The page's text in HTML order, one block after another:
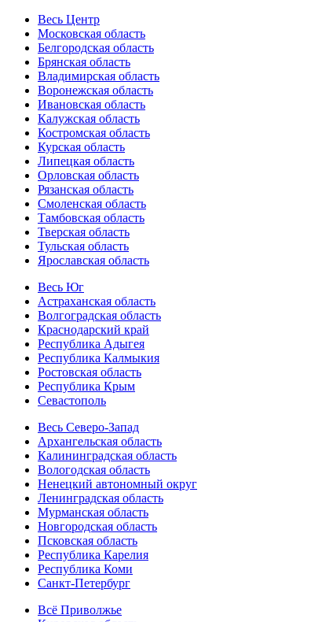
Весь Центр
Московская область
Белгородская область
Брянская область
Владимирская область
Воронежская область
Ивановская область
Калужская область
Костромская область
Курская область
Липецкая область
Орловская область
Рязанская область
Смоленская область
Тамбовская область
Тверская область
Тульская область
Ярославская область
Весь Юг
Астраханская область
Волгоградская область
Краснодарский край
Республика Адыгея
Республика Калмыкия
Ростовская область
Республика Крым
Севастополь
Весь Северо-Запад
Архангельская область
Калининградская область
Вологодская область
Ненецкий автономный округ
Ленинградская область
Мурманская область
Новгородская область
Псковская область
Республика Карелия
Республика Коми
Санкт-Петербург
Всё Приволжье